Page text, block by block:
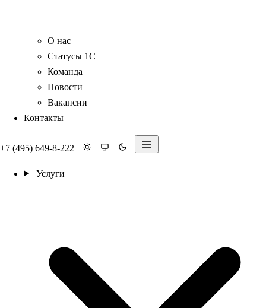
О нас
Статусы 1С
Команда
Новости
Вакансии
Контакты
+7 (495) 649-8-222
Услуги